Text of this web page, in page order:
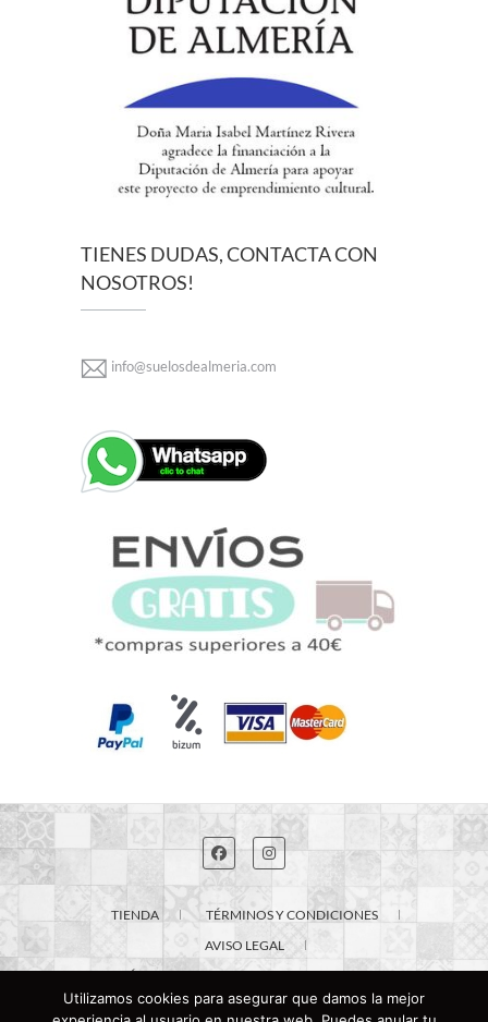
TIENES DUDAS, CONTACTA CON
NOSOTROS!
info@suelosdealmeria.com
TIENDA
TÉRMINOS Y CONDICIONES
AVISO LEGAL
POLÍTICA DE PRIVACIDAD
CONTACTO
Utilizamos cookies para asegurar que damos la mejor